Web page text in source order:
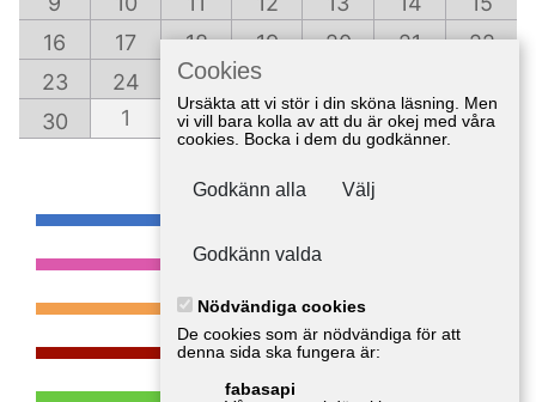
16
17 18 19 20 21
22
23
24 25 26
30
1 2 3 4 5 6
Nostalgia
Cirkus & Tivoli
Motorevenemang
Cookies
Ursäkta att vi stör i din sköna läsning. Men
vi vill bara kolla av att du är okej med våra
cookies. Bocka i dem du godkänner.
Godkänn alla Välj
Godkänn valda
Nödvändiga cookies
De cookies som är nödvändiga för att
denna sida ska fungera är:
fabasapi